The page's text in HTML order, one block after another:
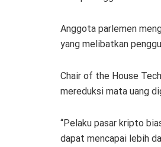
Anggota parlemen
yang melibatkan
Chair of the House
mereduksi mata uang
“Pelaku pasar kripto
dapat mencapai lebih